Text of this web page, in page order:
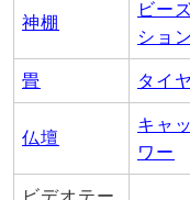
神棚
ビー
ション
畳 タイヤ
仏壇
キャ
ワー